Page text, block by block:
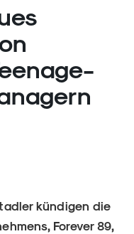
kündigen die
Forever 89,